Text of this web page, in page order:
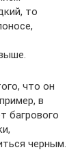
то
что он
в
багрового
черным.